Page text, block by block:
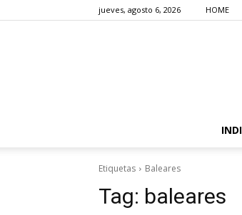
jueves, agosto 6, 2026 HOME
Etiquetas Baleares
Tag: baleares